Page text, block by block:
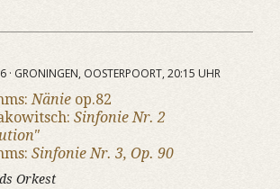
· GRONINGEN, OOSTERPOORT, 20:15 UHR
Nänie op.82
Sinfonie Nr. 2
Sinfonie Nr. 3, Op. 90
Orkest